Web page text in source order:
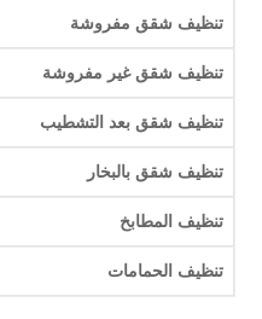
تنظيف شقق مفروشة
تنظيف شقق غير مفروشة
تنظيف شقق بعد التشطيب
تنظيف شقق بالبخار
تنظيف المطابخ
تنظيف الحمامات